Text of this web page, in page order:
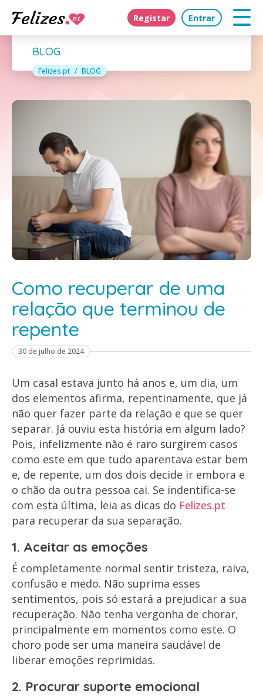
Registar Entrar
BLOG
Felizes.pt BLOG
Como recuperar de uma
relação que terminou de
repente
30 de julho de 2024
Um casal estava junto há anos e, um dia, um
dos elementos afirma, repentinamente, que já
não quer fazer parte da relação e que se quer
separar. Já ouviu esta história em algum lado?
Pois, infelizmente não é raro surgirem casos
como este em que tudo aparentava estar bem
e, de repente, um dos dois decide ir embora e
o chão da outra pessoa cai. Se indentifica-se
com esta última, leia as dicas do Felizes.pt
para recuperar da sua separação.
1. Aceitar as emoções
É completamente normal sentir tristeza, raiva,
confusão e medo. Não suprima esses
sentimentos, pois só estará a prejudicar a sua
recuperação. Não tenha vergonha de chorar,
principalmente em momentos como este. O
choro pode ser uma maneira saudável de
liberar emoções reprimidas.
2. Procurar suporte emocional